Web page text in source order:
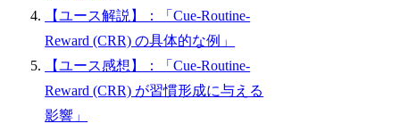
【ユース解説】：「Cue-Routine-
Reward (CRR) の具体的な例」
【ユース感想】：「Cue-Routine-
Reward (CRR) が習慣形成に与える
影響」